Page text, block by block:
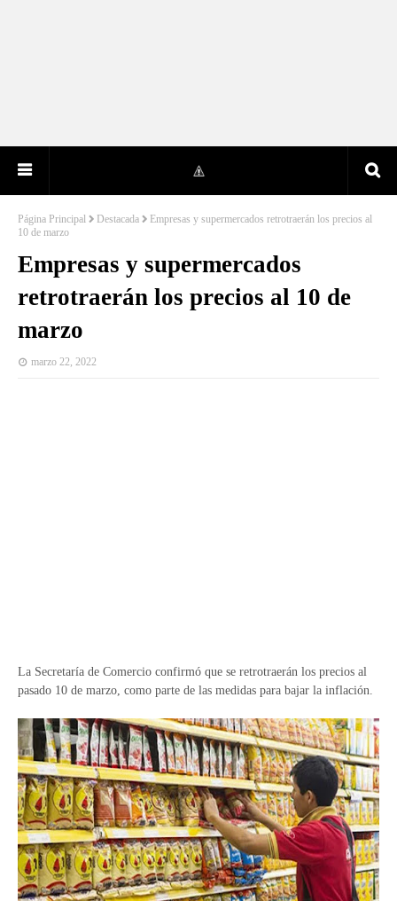
Página Principal Destacada
Empresas y supermercados retrotraerán los precios al
10 de marzo
Empresas y supermercados
retrotraerán los precios al 10 de
marzo
marzo 22, 2022
La Secretaría de Comercio confirmó que se retrotraerán los precios al
pasado 10 de marzo, como parte de las medidas para bajar la inflación.